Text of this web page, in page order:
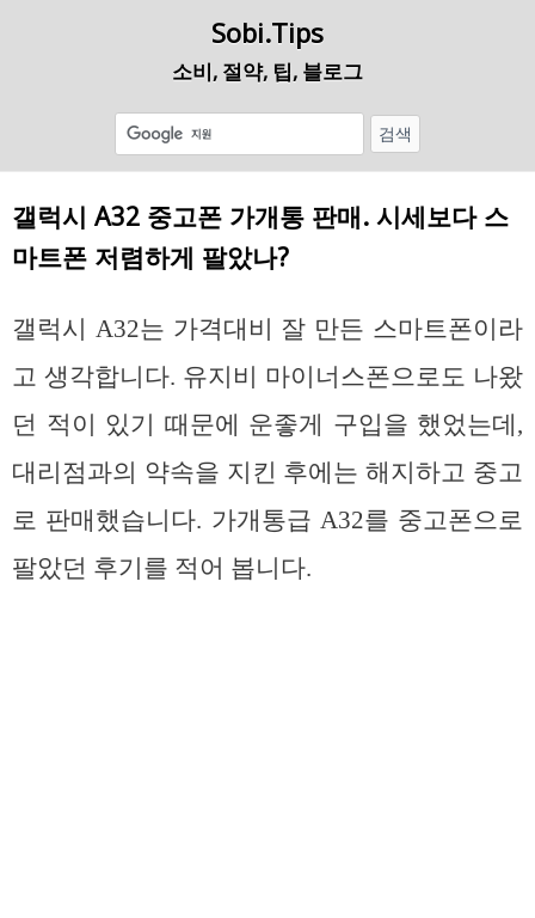
Sobi.Tips
소비, 절약, 팁, 블로그
갤럭시 A32 중고폰 가개통 판매. 시세보다 스
마트폰 저렴하게 팔았나?
갤럭시 A32는 가격대비 잘 만든 스마트폰이라
고 생각합니다. 유지비 마이너스폰으로도 나왔
던 적이 있기 때문에 운좋게 구입을 했었는데,
대리점과의 약속을 지킨 후에는 해지하고 중고
로 판매했습니다. 가개통급 A32를 중고폰으로
팔았던 후기를 적어 봅니다.